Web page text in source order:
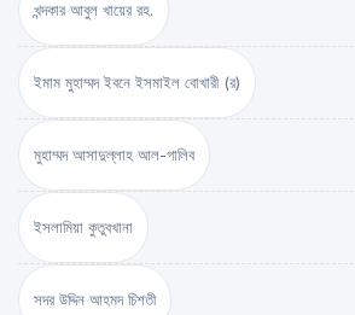
খন্দকার আবুল খায়ের রহ.
ইমাম মুহাম্মদ ইবনে ইসমাইল বোখারী (র)
মুহাম্মদ আসাদুল্লাহ আল-গালিব
ইসলামিয়া কুতুবখানা
সদর উদ্দিন আহমদ চিশতী